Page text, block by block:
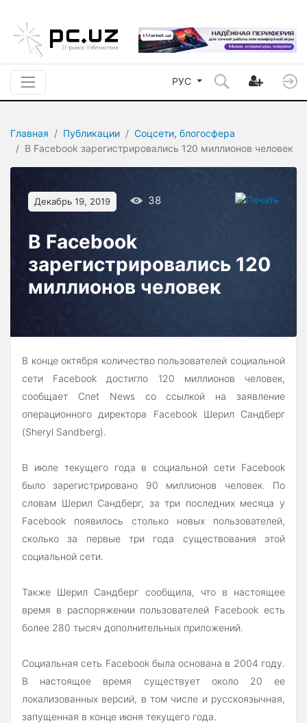
РУС
Главная Публикации
Соцсети, блогосфера
В Facebook зарегистрировались 120 миллионов человек
Декабрь 19, 2019 38
В Facebook
зарегистрировались 120
миллионов человек
В конце октября количество пользователей социальной
сети Facebook достигло 120 миллионов человек,
сообщает Cnet News со ссылкой на заявление
операционного директора Facebook Шерил Сандберг
(Sheryl Sandberg).
В июле текущего года в социальной сети Facebook
было зарегистрировано 90 миллионов человек. По
словам Шерил Сандберг, за три последних месяца у
Facebook появилось столько новых пользователей,
сколько за первые три года существования этой
социальной сети.
Также Шерил Сандберг сообщила, что в настоящее
время в распоряжении пользователей Facebook есть
более 280 тысяч дополнительных приложений.
Социальная сеть Facebook была основана в 2004 году.
В настоящее время существует около 20 ее
локализованных версий, в том числе и русскоязычная,
запущенная в конце июня текущего года.